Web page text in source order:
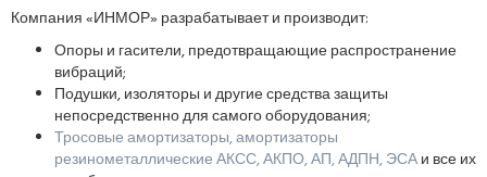
Компания «ИНМОР» разрабатывает и производит:
Опоры и гасители, предотвращающие распространение
вибраций;
Подушки, изоляторы и другие средства защиты
непосредственно для самого оборудования;
Тросовые амортизаторы, амортизаторы
резинометаллические АКСС, АКПО, АП, АДПН, ЭСАи все их